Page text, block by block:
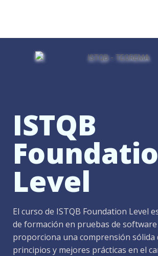
ISTQB
Level
El curso de ISTQB Foundation Level
de formación en pruebas de
proporciona una comprensión sólida
principios y mejores prácticas en el